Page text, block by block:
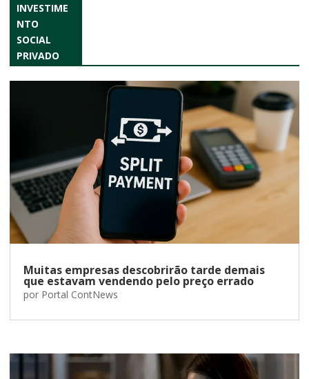
INVESTIME
NTO
SOCIAL
PRIVADO
Muitas empresas descobrirão tarde demais
que estavam vendendo pelo preço errado
por Portal ContNews